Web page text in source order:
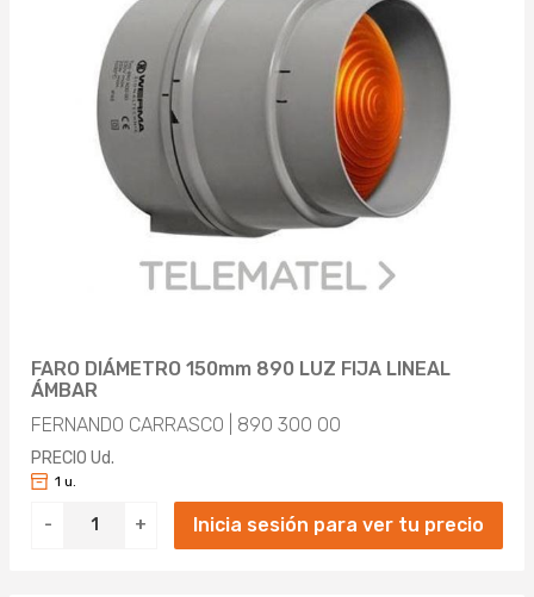
FARO DIÁMETRO 150mm 890 LUZ FIJA LINEAL
ÁMBAR
FERNANDO CARRASCO | 890 300 00
PRECIO Ud.
- +
1 u.
Inicia sesión para ver tu precio